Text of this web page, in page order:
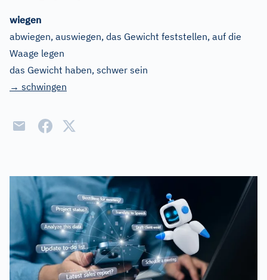
wiegen
abwiegen, auswiegen, das Gewicht feststellen, auf die
Waage legen
das Gewicht haben, schwer sein
→ schwingen